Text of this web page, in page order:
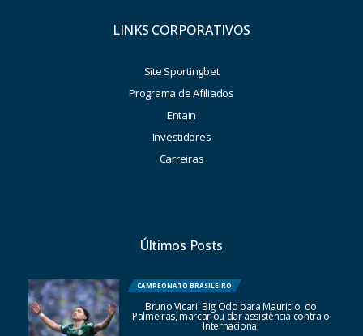
LINKS CORPORATIVOS
Site Sportingbet
Programa de Afiliados
Entain
Investidores
Carreiras
Últimos Posts
CAMPEONATO BRASILEIRO
Bruno Vicari: Big Odd para Mauricio, do
Palmeiras, marcar ou dar assistência contra o
Internacional